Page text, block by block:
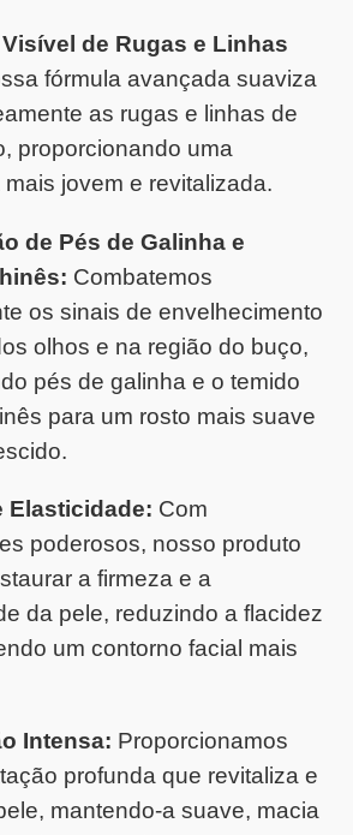
de Rugas e Linhas
fórmula avançada suaviza
as rugas e linhas de
proporcionando uma
jovem e revitalizada.
de Pés de Galinha e
Combatemos
os sinais de envelhecimento
olhos e na região do buço,
pés de galinha e o temido
para um rosto mais suave
Elasticidade: Com
poderosos, nosso produto
a firmeza e a
da pele, reduzindo a flacidez
um contorno facial mais
Intensa: Proporcionamos
profunda que revitaliza e
mantendo-a suave, macia